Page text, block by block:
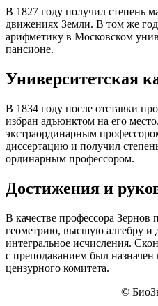
В 1827 году получил степень
движениях Земли. В том же
арифметику в Московском
пансионе.
Университетская
В 1834 году после отставки
избран адъюнктом на его
экстраординарным
диссертацию и получил
ординарным профессором.
Достижения и
В качестве профессора Зернов
геометрию, высшую алгебру и
интегральное исчисления.
с преподаванием был
цензурного комитета.
©